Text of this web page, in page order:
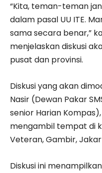
“Kita, teman-teman
dalam pasal UU ITE.
sama secara benar,”
menjelaskan diskusi
pusat dan provinsi.
Diskusi yang akan
Nasir (Dewan Pakar
senior Harian
mengambil tempat di
Veteran, Gambir,
Diskusi ini